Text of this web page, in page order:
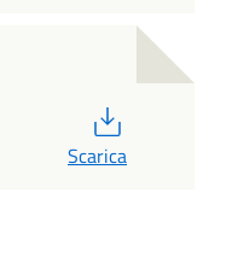
Scarica